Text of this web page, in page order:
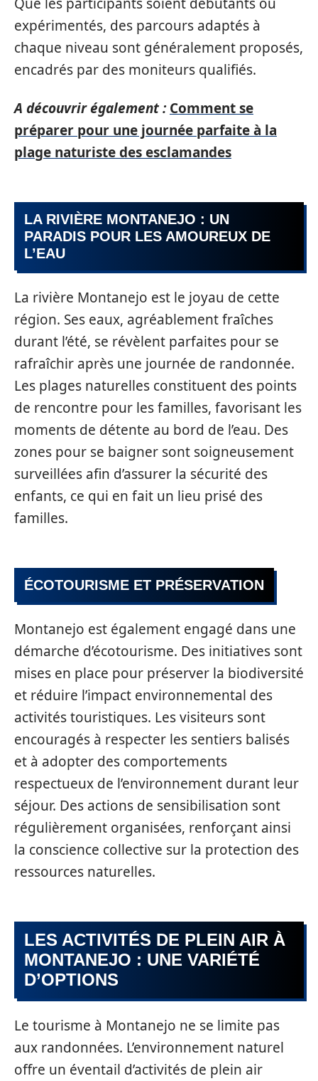
expérimentés, des parcours adaptés à
chaque niveau sont généralement proposés,
encadrés par des moniteurs qualifiés.
A découvrir également : Comment se
préparer pour une journée parfaite à la
plage naturiste des esclamandes
LA RIVIÈRE MONTANEJO : UN
PARADIS POUR LES AMOUREUX DE
L’EAU
La rivière Montanejo est le joyau de cette
région. Ses eaux, agréablement fraîches
durant l’été, se révèlent parfaites pour se
rafraîchir après une journée de randonnée.
Les plages naturelles constituent des points
de rencontre pour les familles, favorisant les
moments de détente au bord de l’eau. Des
zones pour se baigner sont soigneusement
surveillées afin d’assurer la sécurité des
enfants, ce qui en fait un lieu prisé des
familles.
ÉCOTOURISME ET PRÉSERVATION
Montanejo est également engagé dans une
démarche d’écotourisme. Des initiatives sont
mises en place pour préserver la biodiversité
et réduire l’impact environnemental des
activités touristiques. Les visiteurs sont
encouragés à respecter les sentiers balisés
et à adopter des comportements
respectueux de l’environnement durant leur
séjour. Des actions de sensibilisation sont
régulièrement organisées, renforçant ainsi
la conscience collective sur la protection des
ressources naturelles.
LES ACTIVITÉS DE PLEIN AIR À
MONTANEJO : UNE VARIÉTÉ
D’OPTIONS
Le tourisme à Montanejo ne se limite pas
aux randonnées. L’environnement naturel
offre un éventail d’activités de plein air